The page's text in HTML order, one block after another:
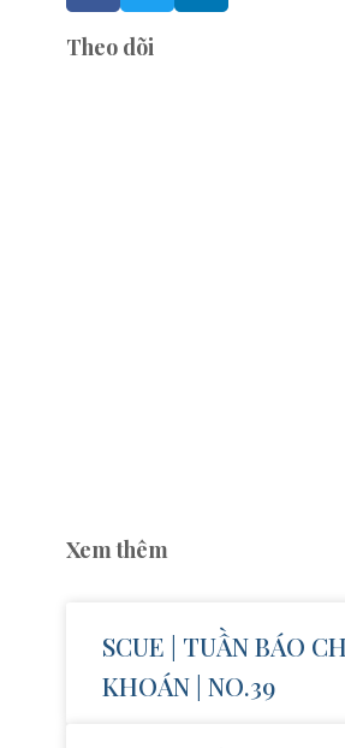
Theo dõi
Xem thêm
SCUE | TUẦN BÁO
KHOÁN | NO.39